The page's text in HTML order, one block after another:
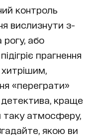
контроль
вислизнути з-
рогу, або
прагнення
«переграти»
детектива, краще
таку атмосферу,
якою ви